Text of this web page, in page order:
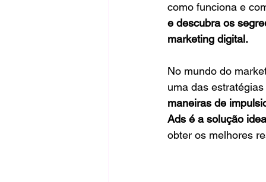
como funciona e
e descubra os
marketing digital.
No mundo do
uma das
maneiras de
Ads é a solução
obter os melhores